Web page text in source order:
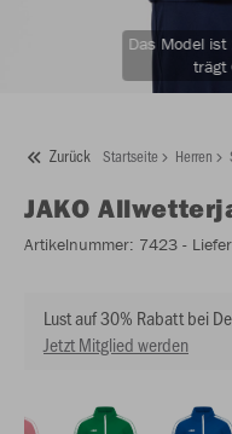
Das Model
trägt
Zurück Startseite Herren
JAKO
Artikelnummer: 7423 -
Lust auf 30% Rabatt bei
Jetzt Mitglied werden